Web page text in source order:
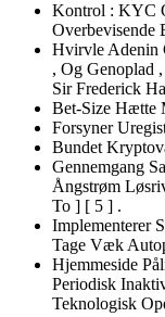
Kontrol : KYC
Overbevisende
Hvirvle Adenin
, Og Genoplad
Sir Frederick
Bet-Size Hætte
Forsyner
Bundet
Gennemgang
Ångstrøm
To ] [ 5 ] .
Implementerer
Tage Væk
Hjemmeside
Periodisk
Teknologisk